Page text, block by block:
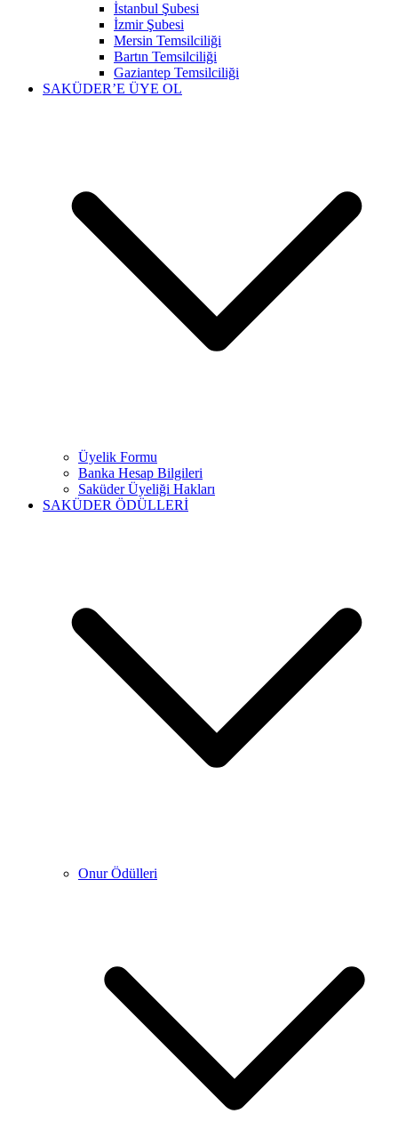
İstanbul Şubesi
İzmir Şubesi
Mersin Temsilciliği
Bartın Temsilciliği
Gaziantep Temsilciliği
SAKÜDER’E ÜYE OL
Üyelik Formu
Banka Hesap Bilgileri
Saküder Üyeliği Hakları
SAKÜDER ÖDÜLLERİ
Onur Ödülleri